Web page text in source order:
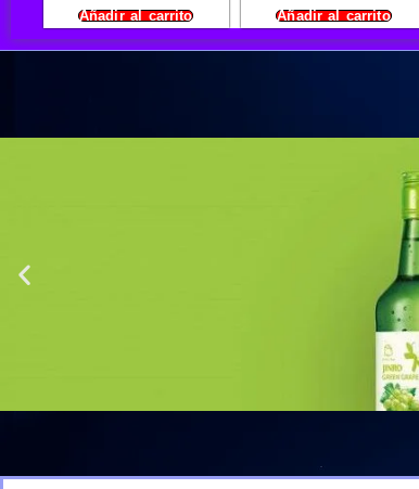
Añadir al carrito Añadir al carrito